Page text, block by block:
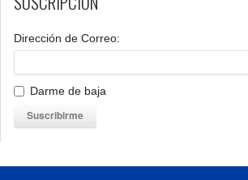
Dirección de Correo:
Darme de baja
Suscribirme